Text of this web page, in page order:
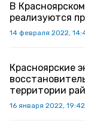
В
реализуются
14 февраля 2022,
Красноярские
территории
16 января 2022, 19:42